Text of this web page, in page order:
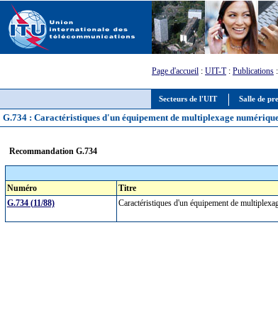
Secteurs de l'UIT Salle de
Page d'accueil : UIT-T: Publications :
G.734 : Caractéristiques d'un équipement de multiplexage
Recommandation G.734
Numéro
Titre
G.734 (11/88)
Caractéristiques d'un équipement de